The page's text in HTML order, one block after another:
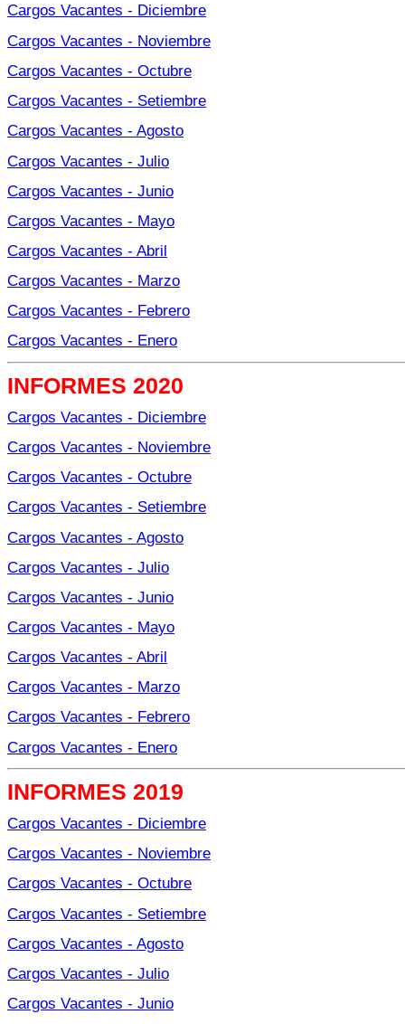
Cargos Vacantes - Diciembre
Cargos Vacantes - Noviembre
Cargos Vacantes - Octubre
Cargos Vacantes - Setiembre
Cargos Vacantes - Agosto
Cargos Vacantes - Julio
Cargos Vacantes - Junio
Cargos Vacantes - Mayo
Cargos Vacantes - Abril
Cargos Vacantes - Marzo
Cargos Vacantes - Febrero
Cargos Vacantes - Enero
INFORMES 2020
Cargos Vacantes - Diciembre
Cargos Vacantes - Noviembre
Cargos Vacantes - Octubre
Cargos Vacantes - Setiembre
Cargos Vacantes - Agosto
Cargos Vacantes - Julio
Cargos Vacantes - Junio
Cargos Vacantes - Mayo
Cargos Vacantes - Abril
Cargos Vacantes - Marzo
Cargos Vacantes - Febrero
Cargos Vacantes - Enero
INFORMES 2019
Cargos Vacantes - Diciembre
Cargos Vacantes - Noviembre
Cargos Vacantes - Octubre
Cargos Vacantes - Setiembre
Cargos Vacantes - Agosto
Cargos Vacantes - Julio
Cargos Vacantes - Junio